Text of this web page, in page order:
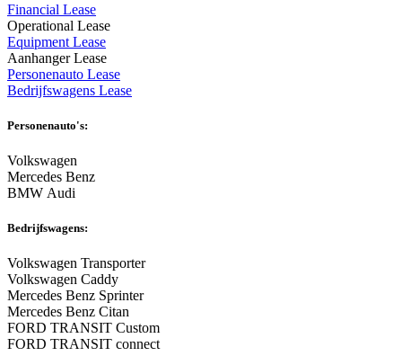
Financial Lease
Operational Lease
Equipment Lease
Aanhanger Lease
Personenauto Lease
Bedrijfswagens Lease
Personenauto's:
Volkswagen
Mercedes Benz
BMW Audi
Bedrijfswagens:
Volkswagen Transporter
Volkswagen Caddy
Mercedes Benz Sprinter
Mercedes Benz Citan
FORD TRANSIT Custom
FORD TRANSIT connect